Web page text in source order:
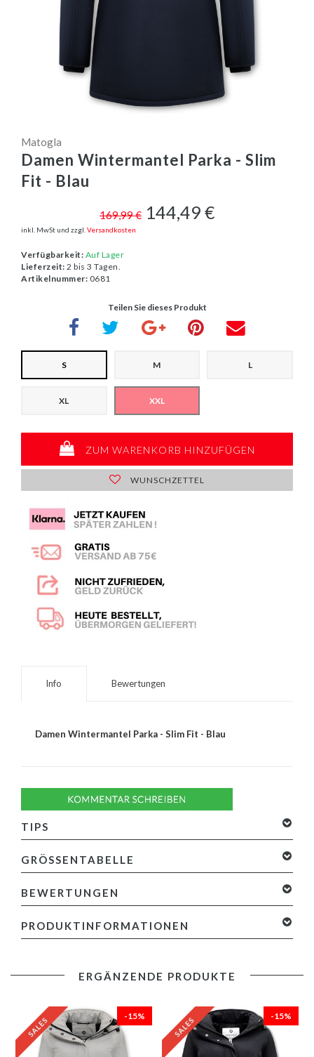
Matogla
Damen Wintermantel Parka - Slim
Fit - Blau
169,99 € 144,49 €
inkl. MwSt und zzgl. Versandkosten
Verfügbarkeit: Auf Lager
Lieferzeit: 2 bis 3 Tagen.
Artikelnummer: 0681
Teilen Sie dieses Produkt
S M L
XL XXL
ZUM WARENKORB HINZUFÜGEN
WUNSCHZETTEL
Info Bewertungen
Damen Wintermantel Parka - Slim Fit - Blau
TIPS
GRÖSSENTABELLE
BEWERTUNGEN
hinzufügen
PRODUKTINFORMATIONEN
- Bequemes und warmes Modell, perfekt für den Winter
- Langes Modell mit schmaler Passform
- Das Futter besteht aus 100% Polyester
ERGÄNZENDE PRODUKTE
-15% -15%